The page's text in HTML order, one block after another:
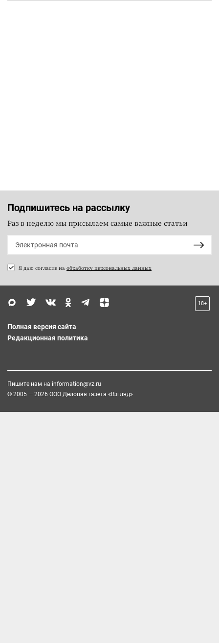
Подпишитесь на рассылку
Раз в неделю мы присылаем самые важные статьи
Я даю согласие на обработку персональных данных
18+
Полная версия сайта
Редакционная политика
Пишите нам на information@vz.ru
© 2005 — 2026 ООО Деловая газета «Взгляд»